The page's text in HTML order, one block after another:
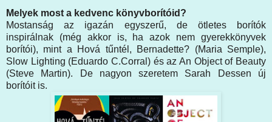
Melyek most a kedvenc könyvborítóid?
Mostanság az igazán egyszerű, de ötletes borítók
inspirálnak (még akkor is, ha azok nem gyerekkönyvek
borítói), mint a Hová tűntél, Bernadette? (Maria Semple),
Slow Lighting (Eduardo C.Corral) és az An Object of Beauty
(Steve Martin). De nagyon szeretem Sarah Dessen új
borítóit is.